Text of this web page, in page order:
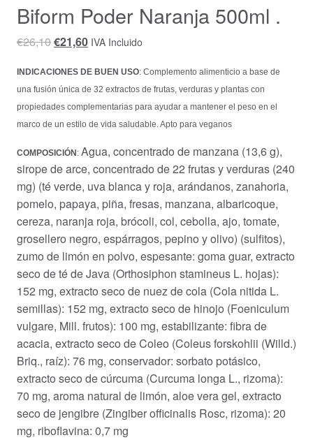
Biform Poder Naranja 500ml .
€26,10El
original
era:
€26,10.
€21,60El
actual
es:
€21,60.
IVA Incluido
INDICACIONES DE BUEN USO: Complemento alimenticio a base de
una fusión única de 32 extractos de frutas, verduras y plantas con
propiedades complementarias para ayudar a mantener el peso en el
marco de un estilo de vida saludable. Apto para veganos
COMPOSICIÓN : Agua, concentrado de manzana (13,6 g),
sirope de arce, concentrado de 22 frutas y verduras (240
mg) (té verde, uva blanca y roja, arándanos, zanahoria,
pomelo, papaya, piña, fresas, manzana, albaricoque,
cereza, naranja roja, brócoli, col, cebolla, ajo, tomate,
grosellero negro, espárragos, pepino y olivo) (sulfitos),
zumo de limón en polvo, espesante: goma guar, extracto
seco de té de Java (Orthosiphon stamineus L. hojas):
152 mg, extracto seco de nuez de cola (Cola nitida L.
semillas): 152 mg, extracto seco de hinojo (Foeniculum
vulgare, Mill. frutos): 100 mg, estabilizante: fibra de
acacia, extracto seco de Coleo (Coleus forskohlii (Willd.)
Briq., raíz): 76 mg, conservador: sorbato potásico,
extracto seco de cúrcuma (Curcuma longa L., rizoma):
70 mg, aroma natural de limón, aloe vera gel, extracto
seco de jengibre (Zingiber officinalis Rosc, rizoma): 20
mg, riboflavina: 0,7 mg